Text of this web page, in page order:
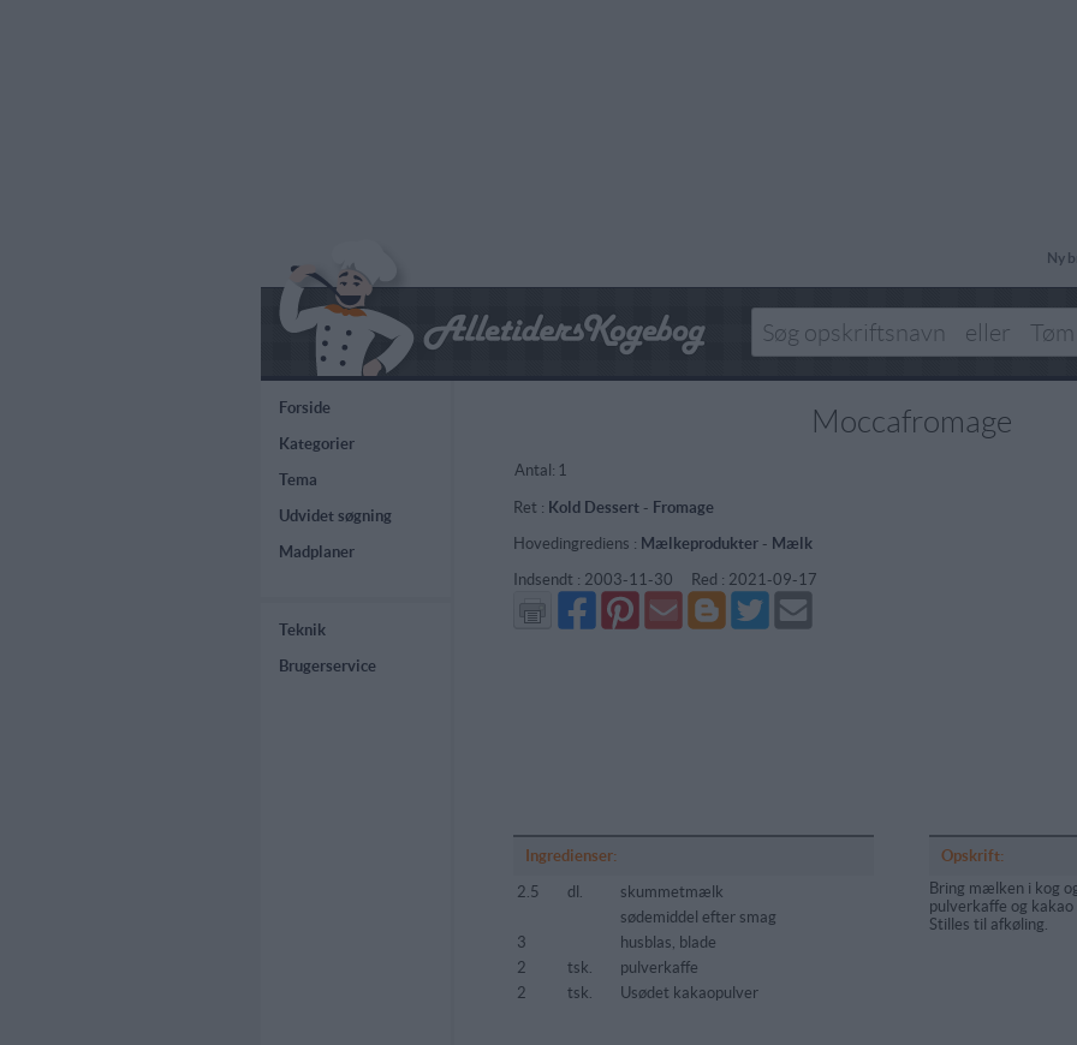
Ny
Forside
Kategorier
Tema
Udvidet søgning
Madplaner
Teknik
Brugerservice
Moccafromage
Antal: 1
Ret : Kold Dessert- Fromage
Hovedingrediens : Mælkeprodukter- Mælk
Indsendt : 2003-11-30 Red : 2021-09-17
Del
på
Facebook
Del
på
Pinterest
Send
via
GMail
Del
på
Blogger
Del
på
Twitter
Send
mail
Ingredienser:
2.5
dl.
skummetmælk
sødemiddel efter smag
3
husblas, blade
2
tsk.
pulverkaffe
2
tsk. Usødet kakaopulver
Opskrift:
Bring mælken i kog
pulverkaffe og kakao
Stilles til afkøling.